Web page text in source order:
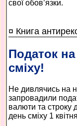
свої обов’язки.
¤ Книга
Податок
сміху!
Не дивлячись на
запровадили
валюти та строку
день сміху 1